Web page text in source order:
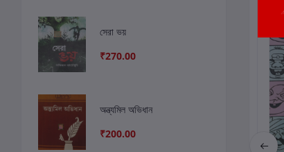
সেরা ভয়
₹270.00
অন্ত্যমিল অভিধান
₹200.00